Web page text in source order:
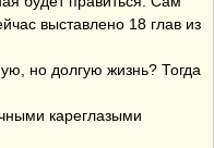
выставлено 18 глав из
но долгую жизнь? Тогда
кареглазыми